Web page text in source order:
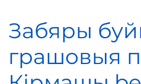
Забяры
грашовыя